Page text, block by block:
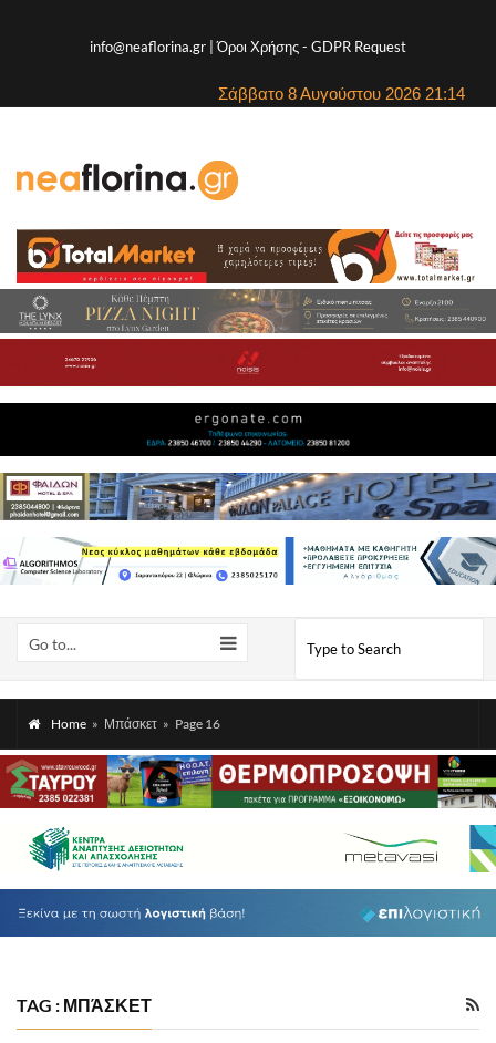
info@neaflorina.gr |Όροι Χρήσης- GDPR Request
Σάββατο 8 Αυγούστου 2026 21:14
Go to...
Home » Μπάσκετ » Page 16
TAG : ΜΠΆΣΚΕΤ